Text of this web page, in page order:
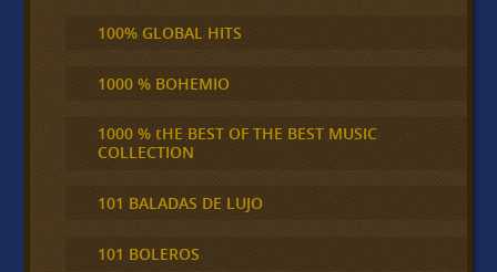
100% GLOBAL HITS
1000 % BOHEMIO
1000 % tHE BEST OF THE BEST MUSIC
COLLECTION
101 BALADAS DE LUJO
101 BOLEROS